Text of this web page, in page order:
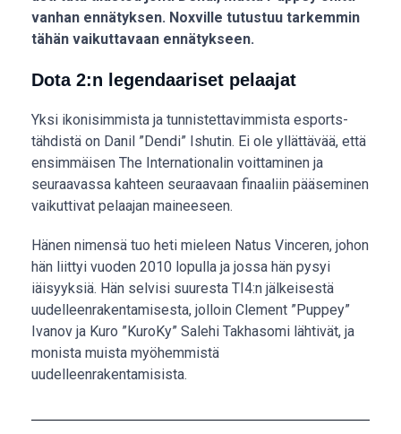
vanhan ennätyksen. Noxville tutustuu tarkemmin
tähän vaikuttavaan ennätykseen.
Dota 2:n legendaariset pelaajat
Yksi ikonisimmista ja tunnistettavimmista esports-
tähdistä on Danil ”Dendi” Ishutin. Ei ole yllättävää, että
ensimmäisen The Internationalin voittaminen ja
seuraavassa kahteen seuraavaan finaaliin pääseminen
vaikuttivat pelaajan maineeseen.
Hänen nimensä tuo heti mieleen Natus Vinceren, johon
hän liittyi vuoden 2010 lopulla ja jossa hän pysyi
iäisyyksiä. Hän selvisi suuresta TI4:n jälkeisestä
uudelleenrakentamisesta, jolloin Clement ”Puppey”
Ivanov ja Kuro ”KuroKy” Salehi Takhasomi lähtivät, ja
monista muista myöhemmistä
uudelleenrakentamisista.